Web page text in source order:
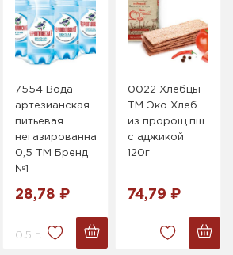
7554 Вода
артезианская
питьевая
негазированная
0,5 ТМ Бренд
№1
28,78 ₽
0.5 г.
0022 Хлебцы
ТМ Эко Хлеб
из пророщ.пш.
с аджикой
120г
74,79 ₽